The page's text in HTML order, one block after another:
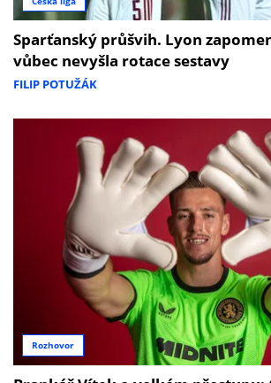
Sparťanský průšvih. Lyon
vůbec nevyšla rotace sestavy
FILIP POTUŽÁK
Rozhovor